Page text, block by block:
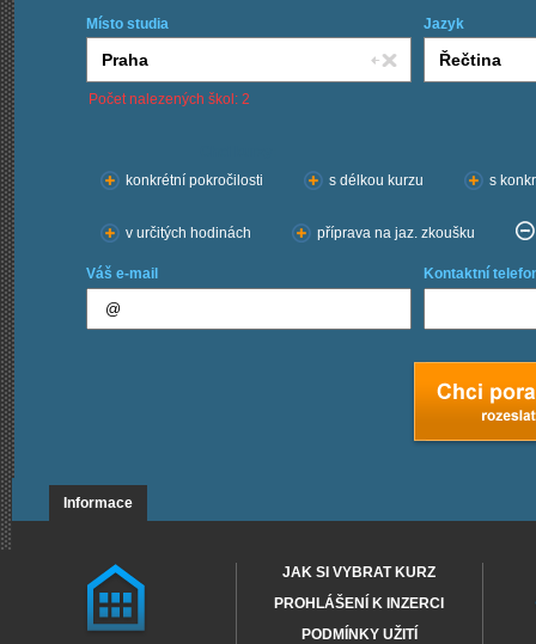
Místo studia Jazyk
Počet nalezených škol: 2
konkrétní pokročilosti
s délkou kurzu s
v určitých hodinách příprava na jaz. zkoušku
Váš e-mail Kontaktní
Informace
JAK SI VYBRAT KURZ
PROHLÁŠENÍ K INZERCI
PODMÍNKY UŽITÍ